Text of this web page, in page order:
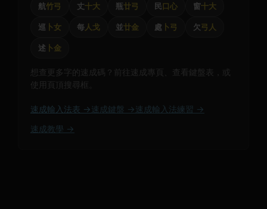
航竹弓 丈十大 瓶廿弓 民口心 窗十大
巡 卜女 每人戈 並廿金 處 卜弓 欠弓人
述 卜金
想查更多字的速成碼？前往速成專頁、查看鍵盤表，或
使用頁頂搜尋框。
速成輸入法表 → 速成鍵盤 → 速成輸入法練習 →
速成教學 →